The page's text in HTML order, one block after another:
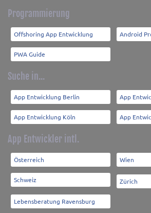
Programmierung
Offshoring App Entwicklung Android
PWA Guide
Suche in...
App Entwicklung Berlin App
App Entwicklung Köln App
App Entwickler intl.
Österreich Wien
Schweiz Zürich
Lebensberatung Ravensburg